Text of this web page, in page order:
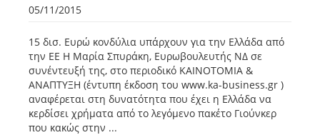
05/11/2015
15 δισ. Ευρώ κονδύλια υπάρχουν για την Ελλάδα από
την ΕΕ Η Μαρία Σπυράκη, Ευρωβουλευτής ΝΔ σε
συνέντευξή της, στο περιοδικό ΚΑΙΝΟΤΟΜΙΑ &
ΑΝΑΠΤΥΞΗ (έντυπη έκδοση του www.ka-business.gr )
αναφέρεται στη δυνατότητα που έχει η Ελλάδα να
κερδίσει χρήματα από το λεγόμενο πακέτο Γιούνκερ
που κακώς στην ...